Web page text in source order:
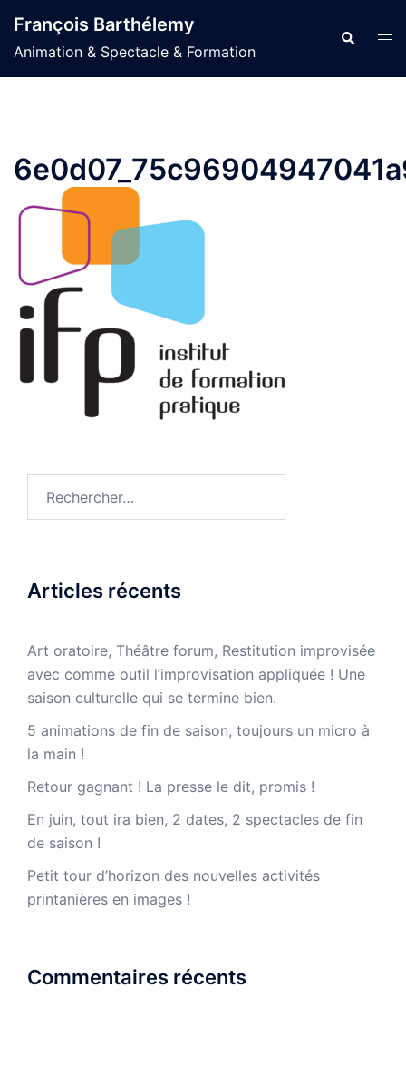
au
contenu
François Barthélemy
Animation & Spectacle & Formation
Articles récents
Art oratoire, Théâtre forum, Restitution improvisée
avec comme outil l’improvisation appliquée ! Une
saison culturelle qui se termine bien.
5 animations de fin de saison, toujours un micro à
la main !
Retour gagnant ! La presse le dit, promis !
En juin, tout ira bien, 2 dates, 2 spectacles de fin
de saison !
Petit tour d’horizon des nouvelles activités
printanières en images !
Commentaires récents